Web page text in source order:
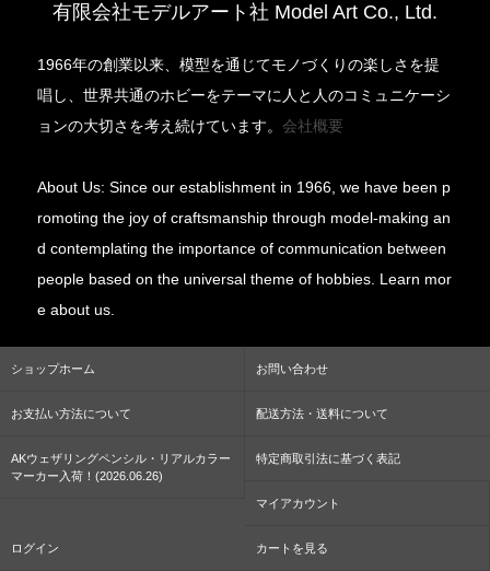
有限会社モデルアート社 Model Art Co., Ltd.
1966年の創業以来、模型を通じてモノづくりの楽しさを提
唱し、世界共通のホビーをテーマに人と人のコミュニケーシ
ョンの大切さを考え続けています。会社概要
About Us: Since our establishment in 1966, we have been p
romoting the joy of craftsmanship through model-making an
d contemplating the importance of communication between
people based on the universal theme of hobbies. Learn mor
e about us.
ショップホーム お問い合わせ
お支払い方法について 配送方法・送料について
AKウェザリングペンシル・リアルカラー
マーカー入荷！(2026.06.26)
特定商取引法に基づく表記
マイアカウント
ログイン カートを見る